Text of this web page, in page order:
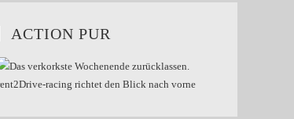
ACTION PUR